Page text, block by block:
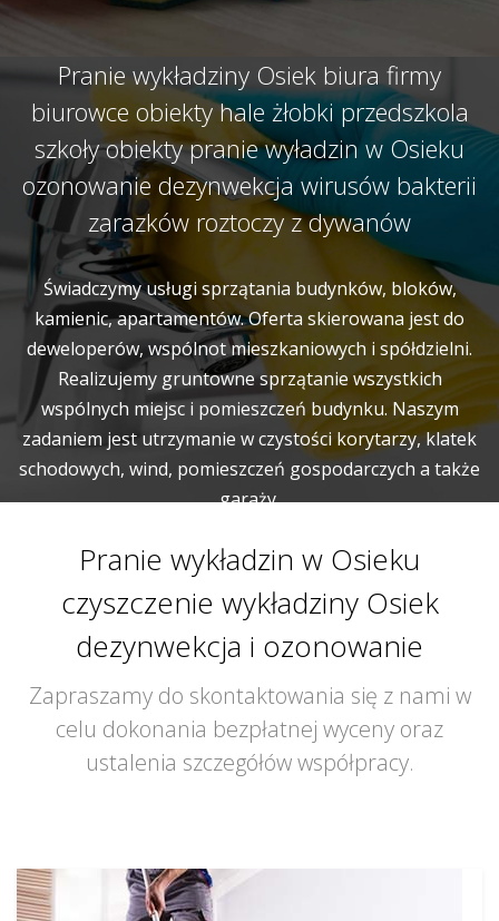
Pranie wykładziny Osiek biura firmy
biurowce obiekty hale żłobki przedszkola
szkoły obiekty pranie wyładzin w Osieku
ozonowanie dezynwekcja wirusów bakterii
zarazków roztoczy z dywanów
Świadczymy usługi sprzątania budynków, bloków,
kamienic, apartamentów. Oferta skierowana jest do
deweloperów, wspólnot mieszkaniowych i spółdzielni.
Realizujemy gruntowne sprzątanie wszystkich
wspólnych miejsc i pomieszczeń budynku. Naszym
zadaniem jest utrzymanie w czystości korytarzy, klatek
schodowych, wind, pomieszczeń gospodarczych a także
garaży.
Pranie wykładzin w Osieku
czyszczenie wykładziny Osiek
dezynwekcja i ozonowanie
Zapraszamy do skontaktowania się z nami w
celu dokonania bezpłatnej wyceny oraz
ustalenia szczegółów współpracy.